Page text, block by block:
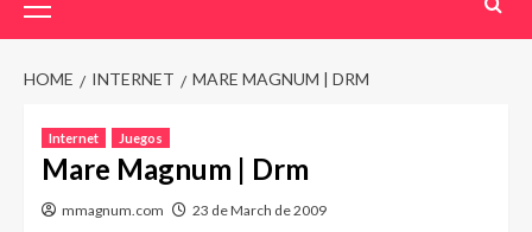
Menu
HOME INTERNET MARE MAGNUM | DRM
Internet Juegos
Mare Magnum | Drm
mmagnum.com 23 de March de 2009